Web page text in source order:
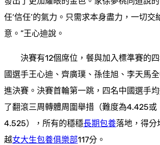
任‘信任’的氣力。只需求本身盡力，一切交
意。”王心迪說。
決賽有12個席位，餐與加入標準賽的
國選手王心迪、齊廣璞、孫佳旭、李天馬
進決賽。決賽首輪第一跳，四名中國選手
了翻滾三周轉體周圍舉措（難度為4.425或
4.525），所有的穩穩長期包養落地，得分
越女大生包養俱樂部117分。